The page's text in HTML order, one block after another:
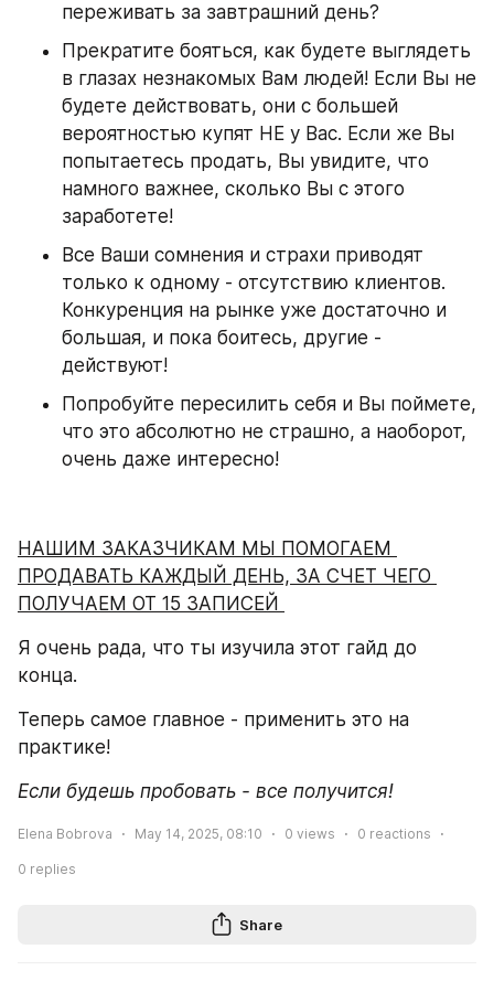
переживать за завтрашний день?
Прекратите бояться, как будете выглядеть
в глазах незнакомых Вам людей! Если Вы не
будете действовать, они с большей
вероятностью купят НЕ у Вас. Если же Вы
попытаетесь продать, Вы увидите, что
намного важнее, сколько Вы с этого
заработете!
Все Ваши сомнения и страхи приводят
только к одному - отсутствию клиентов.
Конкуренция на рынке уже достаточно и
большая, и пока боитесь, другие -
действуют!
Попробуйте пересилить себя и Вы поймете,
что это абсолютно не страшно, а наоборот,
очень даже интересно!
НАШИМ ЗАКАЗЧИКАМ МЫ ПОМОГАЕМ
ПРОДАВАТЬ КАЖДЫЙ ДЕНЬ, ЗА СЧЕТ ЧЕГО
ПОЛУЧАЕМ ОТ 15 ЗАПИСЕЙ
Я очень рада, что ты изучила этот гайд до
конца.
Теперь самое главное - применить это на
практике!
Если будешь пробовать - все получится!
Elena Bobrova May 14, 2025, 08:10 0 views 0 reactions
0 replies
Share